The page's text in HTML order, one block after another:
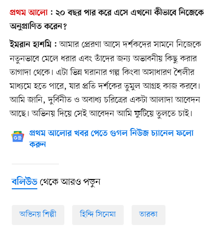
প্রথম আলো: ২০ বছর পার করে এসে এখনো কীভাবে নিজেকে
অনুপ্রাণিত করেন?
ইমরান হাশমি :আমার প্রেরণা আসে দর্শকদের সামনে নিজেকে
নতুনভাবে মেলে ধরার এবং তাঁদের জন্য অভাবনীয় কিছু করার
তাগাদা থেকে। এটা ভিন্ন ঘরানার গল্প কিংবা অসাধারণ শৈলীর
মাধ্যমে হতে পারে, যার প্রতি দর্শকের তুমুল আগ্রহ কাজ করবে।
আমি জানি, দুর্বিনীত ও অবাধ্য চরিত্রের একটা আলাদা আবেদন
আছে। অভিনয় দিয়ে সেই আবেদন আমি ফুটিয়ে তুলতে চাই।
প্রথম আলোর খবর পেতে গুগল নিউজ চ্যানেল ফলো
করুন
বলিউডথেকে আরও পড়ুন
অভিনয় শিল্পী হিন্দি সিনেমা তারকা